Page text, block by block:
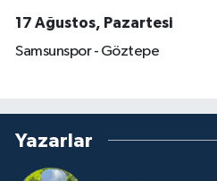
17 Ağustos, Pazartesi
Samsunspor - Göztepe
Yazarlar